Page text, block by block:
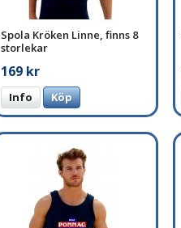
Spola Kröken Linne, finns 8
storlekar
169 kr
Info Köp